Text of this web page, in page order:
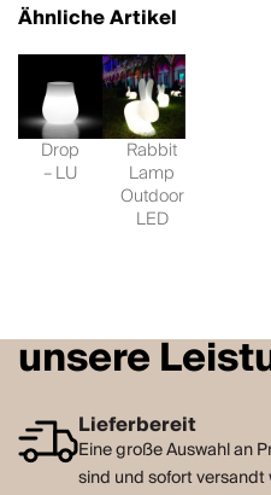
Ähnliche Artikel
Drop
– LU
Rabbit
Lamp
Outdoor
LED
unsere
Lieferbereit
Eine große Auswahl an
sind und sofort versandt